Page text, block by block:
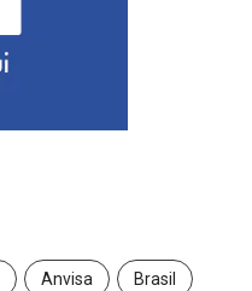
Anvisa Brasil